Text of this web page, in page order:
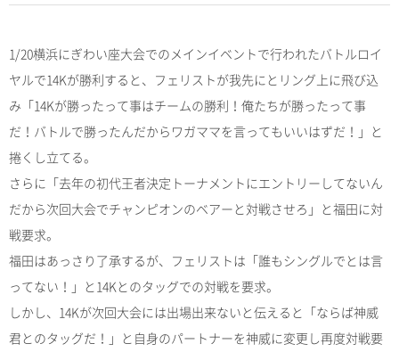
1/20横浜にぎわい座大会でのメインイベントで行われたバトルロイ
ヤルで14Kが勝利すると、フェリストが我先にとリング上に飛び込
み「14Kが勝ったって事はチームの勝利！俺たちが勝ったって事
だ！バトルで勝ったんだからワガママを言ってもいいはずだ！」と
捲くし立てる。
さらに「去年の初代王者決定トーナメントにエントリーしてないん
だから次回大会でチャンピオンのベアーと対戦させろ」と福田に対
戦要求。
福田はあっさり了承するが、フェリストは「誰もシングルでとは言
ってない！」と14Kとのタッグでの対戦を要求。
しかし、14Kが次回大会には出場出来ないと伝えると「ならば神威
君とのタッグだ！」と自身のパートナーを神威に変更し再度対戦要